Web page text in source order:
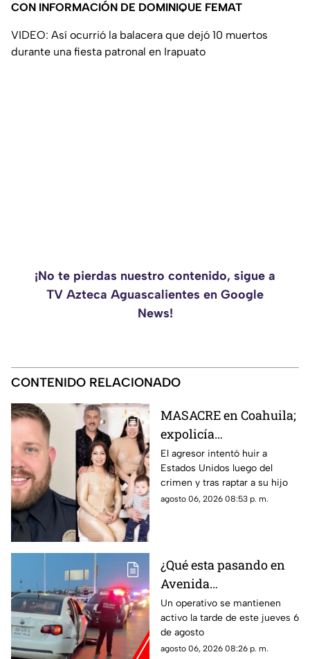
CON INFORMACIÓN DE DOMINIQUE FEMAT
VIDEO: Así ocurrió la balacera que dejó 10 muertos
durante una fiesta patronal en Irapuato
¡No te pierdas nuestro contenido, sigue a
TV Azteca Aguascalientes en Google
News!
CONTENIDO RELACIONADO
MASACRE en Coahuila;
expolicía
estadounidense atacó a
la familia de su
expareja mexicana
luego de que le
familiar
El agresor intentó huir a
Estados Unidos luego del
crimen y tras raptar a su hijo
agosto 06, 2026 08:53 p. m.
¿Qué esta pasando en
Avenida
Aguascalientes?
Reportan persecución y
accidente vehicular
Un operativo se mantienen
activo la tarde de este jueves 6
de agosto
agosto 06, 2026 08:26 p. m.